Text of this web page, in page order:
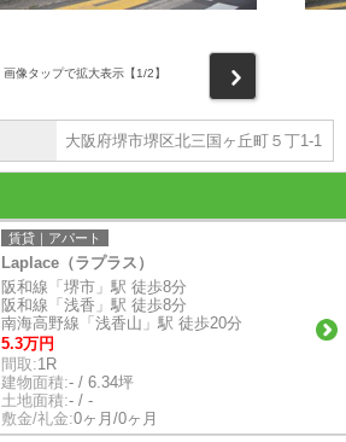
画像タップで拡大表示【1/2】
大阪府堺市堺区北三国ヶ丘町５丁1-1
賃貸｜アパート
Laplace（ラプラス）
阪和線「堺市」駅 徒歩8分
阪和線「浅香」駅 徒歩8分
南海高野線「浅香山」駅 徒歩20分
5.3万円
間取:1R
建物面積:- / 6.34坪
土地面積:- / -
敷金/礼金:0ヶ月/0ヶ月